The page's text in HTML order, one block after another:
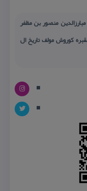
منصور بن مظفر
كوروش مولف تاریخ ال